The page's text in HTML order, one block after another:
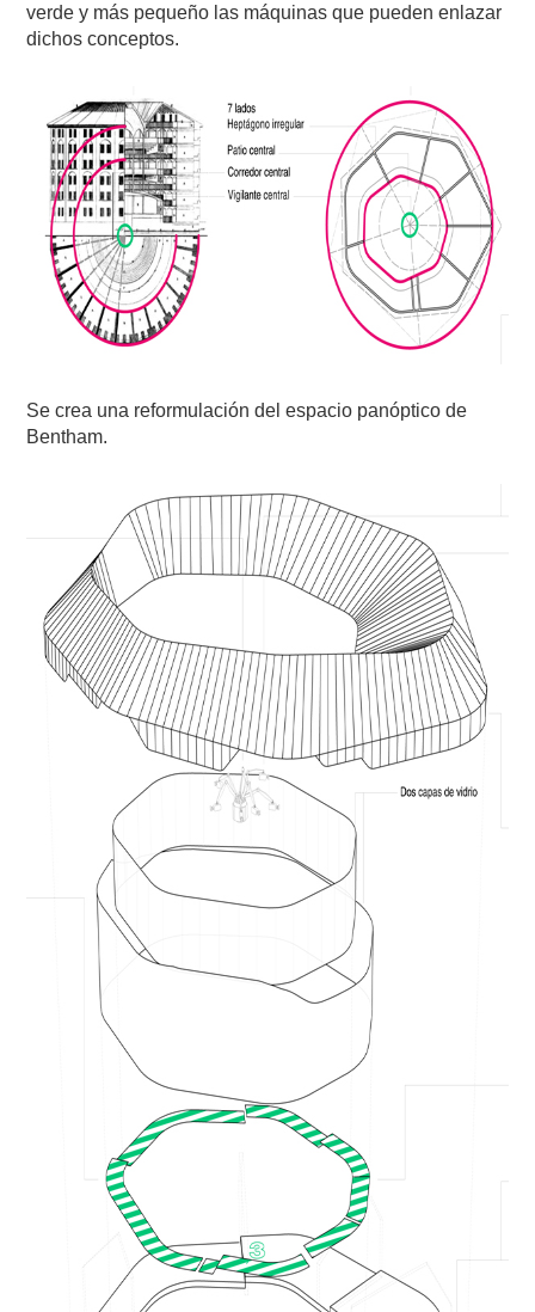
verde y más pequeño las máquinas que pueden enlazar
dichos conceptos.
Se crea una reformulación del espacio panóptico de
Bentham.